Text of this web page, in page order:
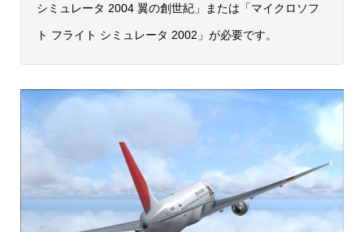
シミュレータ 2004 翼の創世紀」または「マイクロソフ
ト フライト シミュレータ 2002」が必要です。